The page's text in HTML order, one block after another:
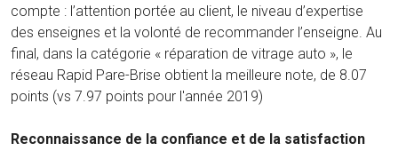
compte : l’attention portée au client, le niveau d’expertise
des enseignes et la volonté de recommander l’enseigne. Au
final, dans la catégorie « réparation de vitrage auto », le
réseau Rapid Pare-Brise obtient la meilleure note, de 8.07
points (vs 7.97 points pour l'année 2019)
Reconnaissance de la confiance et de la satisfaction